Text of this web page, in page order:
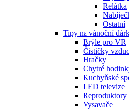
Relátka
Ostatní
Tipy na vánoční
Brýle pro VR
Čističky
Hračky
Chytré
Kuchyňské
LED televize
Reproduktory
Vysavače